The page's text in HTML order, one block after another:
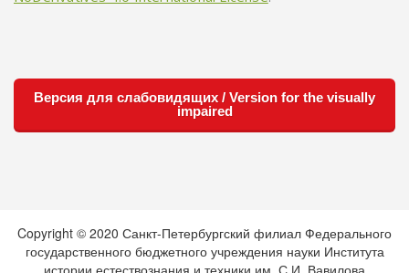
Версия для слабовидящих / Version for the visually
impaired
Copyright © 2020 Санкт-Петербургский филиал Федерального
государственного бюджетного учреждения науки Института